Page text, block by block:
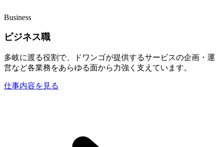
Business
ビジネス職
多岐に渡る役割で、ドワンゴが提供するサービスの企画・運
営など各業務をあらゆる面から力強く支えています。
仕事内容を見る